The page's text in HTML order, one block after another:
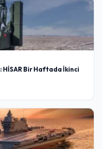
HİSAR Bir Haftada İkinci